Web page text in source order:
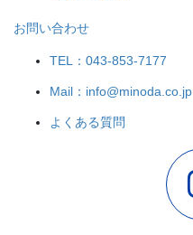
お問い合わせ
TEL：043-853-7177
Mail：info@minoda.co.jp
よくある質問